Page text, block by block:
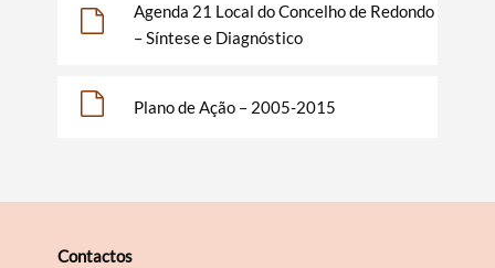
Agenda 21 Local do Concelho de Redondo
– Síntese e Diagnóstico
Plano de Ação – 2005-2015
Contactos